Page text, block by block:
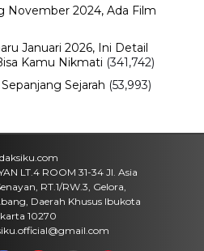
di
dan
Rangkaian
2026